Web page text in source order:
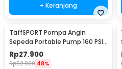
+ Keranjang
TaffSPORT Pompa Angin
Sepeda Portable Pump 160 PSI
with Gauge - PM55
Rp27.900
Rp52.900 48%